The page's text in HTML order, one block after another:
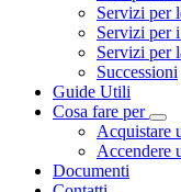
Servizi per
Servizi per
Servizi per
Successioni
Guide Utili
Cosa fare per
Acquistare
Accendere
Documenti